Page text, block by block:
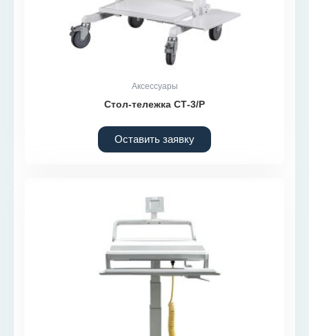
Аксессуары
Стол-тележка СТ-3/Р
Оставить заявку